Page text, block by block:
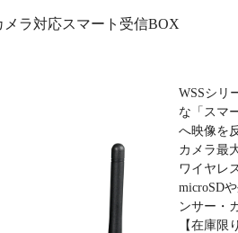
ラ対応スマート受信BOX
WSSシリ
な「スマ
へ映像を
カメラ最
ワイヤレ
microSD
ンサー・
【在庫限